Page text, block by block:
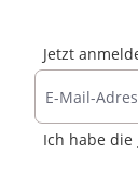
Jetzt
Ich habe die